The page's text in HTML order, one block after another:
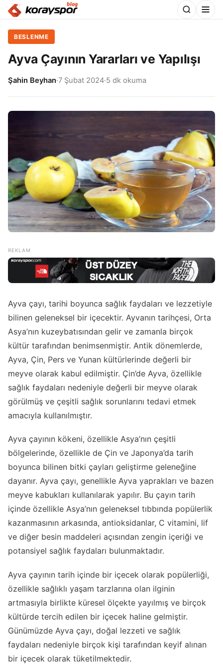
BESLENME
Ayva Çayının Yararları ve Yapılışı
Şahin Beyhan·7 Şubat 2024·5 dk okuma
Ayva çayı, tarihi boyunca sağlık faydaları ve lezzetiyle
bilinen geleneksel bir içecektir. Ayvanın tarihçesi, Orta
Asya’nın kuzeybatısından gelir ve zamanla birçok
kültür tarafından benimsenmiştir. Antik dönemlerde,
Ayva, Çin, Pers ve Yunan kültürlerinde değerli bir
meyve olarak kabul edilmiştir. Çin’de Ayva, özellikle
sağlık faydaları nedeniyle değerli bir meyve olarak
görülmüş ve çeşitli sağlık sorunlarını tedavi etmek
amacıyla kullanılmıştır.
Ayva çayının kökeni, özellikle Asya’nın çeşitli
bölgelerinde, özellikle de Çin ve Japonya’da tarih
boyunca bilinen bitki çayları geliştirme geleneğine
dayanır. Ayva çayı, genellikle Ayva yaprakları ve bazen
meyve kabukları kullanılarak yapılır. Bu çayın tarih
içinde özellikle Asya’nın geleneksel tıbbında popülerlik
kazanmasının arkasında, antioksidanlar, C vitamini, lif
ve diğer besin maddeleri açısından zengin içeriği ve
potansiyel sağlık faydaları bulunmaktadır.
Ayva çayının tarih içinde bir içecek olarak popülerliği,
özellikle sağlıklı yaşam tarzlarına olan ilginin
artmasıyla birlikte küresel ölçekte yayılmış ve birçok
kültürde tercih edilen bir içecek haline gelmiştir.
Günümüzde Ayva çayı, doğal lezzeti ve sağlık
faydaları nedeniyle birçok kişi tarafından keyif alınan
bir içecek olarak tüketilmektedir.